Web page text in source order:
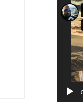
Lecteur
vidéo